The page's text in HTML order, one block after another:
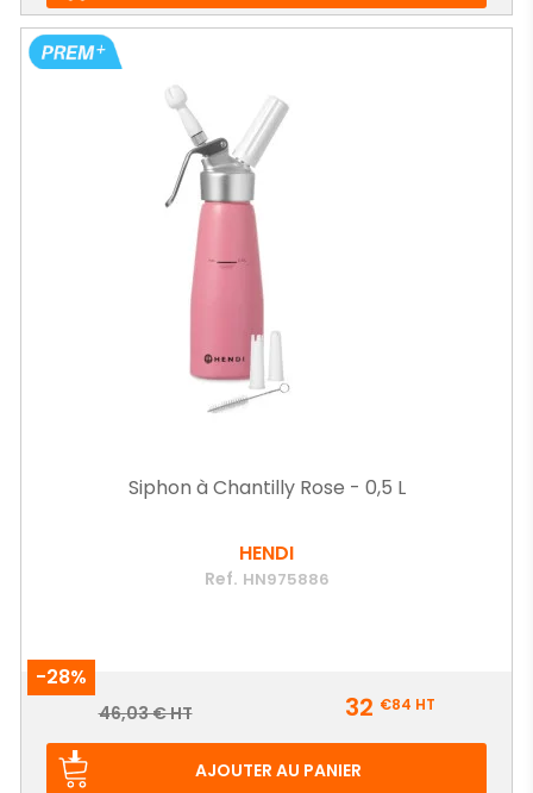
Siphon à Chantilly Rose - 0,5 L
HENDI
Ref. HN975886
-28%
Prix
Prix
46,03 € HT 32 €84 HT
AJOUTER AU PANIER